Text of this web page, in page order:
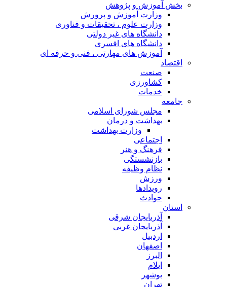
بخش آموزش و پژوهش
وزارت آموزش و پرورش
وزارت علوم ، تحقیقات و فناوری
دانشگاه های غیر دولتی
دانشگاه های افسری
آموزش های مهارتی ، فنی و حرفه ای
اقتصاد
صنعت
کشاورزی
خدمات
جامعه
مجلس شورای اسلامی
بهداشت و درمان
وزارت بهداشت
اجتماعی
فرهنگ و هنر
بازنشستگی
نظام وظیفه
ورزش
رویدادها
حوادث
استان
آذربایجان شرقی
آذربایجان غربی
اردبیل
اصفهان
البرز
ایلام
بوشهر
تهران